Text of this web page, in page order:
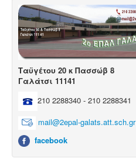
Ταϋγέτου 20 κ Πασσώβ 8
Γαλάτσι 11141
210 2288340 - 210 2288341
mail@2epal-galats.att.sch.gr
facebook